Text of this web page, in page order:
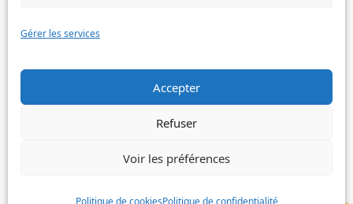
Gérer les services
Accepter
Refuser
Voir les préférences
Politique de cookiesPolitique de confidentialité
Envoyer